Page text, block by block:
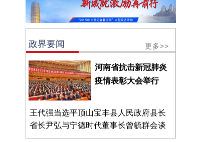
政界要闻 更多>>
河南省抗击新冠肺炎
疫情表彰大会举行
王代强当选平顶山宝丰县人民政府县长
省长尹弘与宁德时代董事长曾毓群会谈